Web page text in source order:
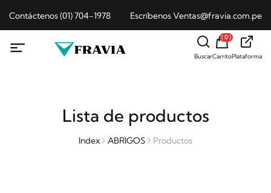
Contáctenos (01) 704-1978 Escríbenos Ventas@fravia.com.pe
Buscar
( 0 )
CarritoPlataforma
Lista de productos
Index ABRIGOS Productos